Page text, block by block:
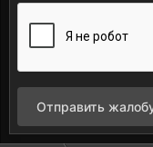
Отправить